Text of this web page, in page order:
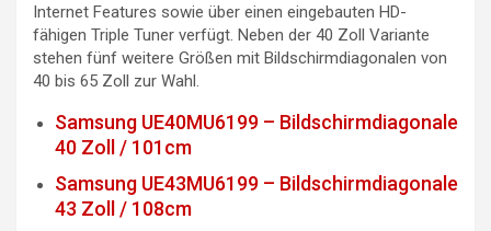
Internet Features sowie über einen eingebauten HD-
fähigen Triple Tuner verfügt. Neben der 40 Zoll Variante
stehen fünf weitere Größen mit Bildschirmdiagonalen von
40 bis 65 Zoll zur Wahl.
Samsung UE40MU6199 – Bildschirmdiagonale
40 Zoll / 101cm
Samsung UE43MU6199 – Bildschirmdiagonale
43 Zoll / 108cm